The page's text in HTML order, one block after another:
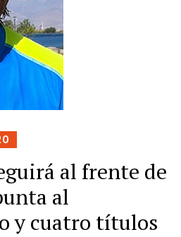
al frente de
al
y cuatro títulos